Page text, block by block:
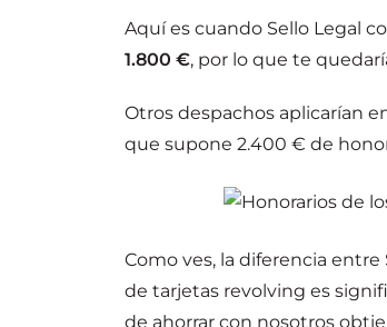
Aquí es cuando Sello Legal
1.800 €, por lo que te
Otros despachos aplicarían
que supone 2.400 € de
Como ves, la diferencia
de tarjetas revolving es
de ahorrar con nosotros